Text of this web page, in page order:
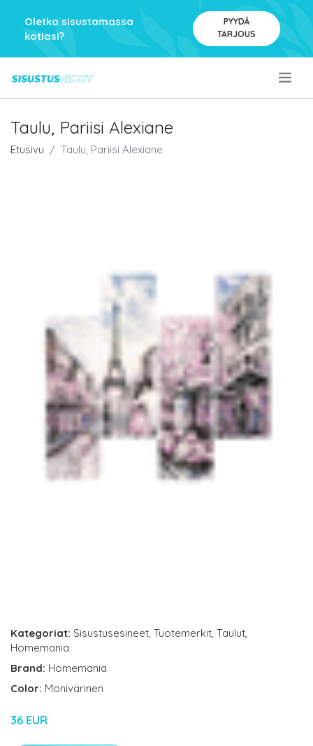
Oletko sisustamassa
kotiasi?
PYYDÄ
TARJOUS
Taulu, Pariisi Alexiane
Etusivu Taulu, Pariisi Alexiane
Kategoriat: Sisustusesineet, Tuotemerkit, Taulut,
Homemania
Brand: Homemania
Color: Monivärinen
36 EUR